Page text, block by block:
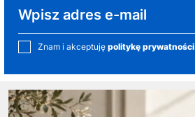
Znam i akceptuję politykę prywatności